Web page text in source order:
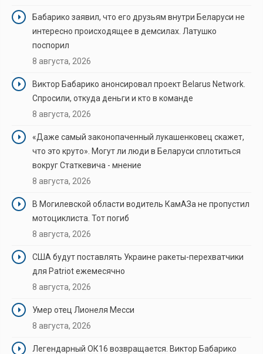
Бабарико заявил, что его друзьям внутри Беларуси не
интересно происходящее в демсилах. Латушко
поспорил
8 августа, 2026
Виктор Бабарико анонсировал проект Belarus Network.
Спросили, откуда деньги и кто в команде
8 августа, 2026
«Даже самый законопаченный лукашенковец скажет,
что это круто». Могут ли люди в Беларуси сплотиться
вокруг Статкевича - мнение
8 августа, 2026
В Могилевской области водитель КамАЗа не пропустил
мотоциклиста. Тот погиб
8 августа, 2026
США будут поставлять Украине ракеты-перехватчики
для Patriot ежемесячно
8 августа, 2026
Умер отец Лионеля Месси
8 августа, 2026
Легендарный ОК16 возвращается. Виктор Бабарико